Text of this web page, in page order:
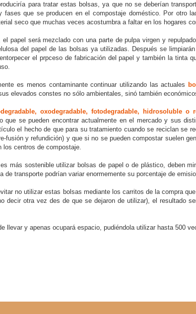
para tratar estas bolsas, ya que no se deberían
que se producen en el compostaje doméstico. Por otro
seco que muchas veces acostumbra a faltar en los hogares
papel será mezclado con una parte de pulpa virgen y
del papel de las bolsas ya utilizadas. Después se
el prpceso de fabricación del papel y también la tinta
es menos contaminante continuar utilizando las actuales
elevados constes no sólo ambientales, sinó también
oxodegradable, fotodegradable, hidrosoluble o
se pueden encontrar actualmente en el mercado y sus
el hecho de que para su tratamiento cuando se reciclan se
fusión y refundición) y que si no se pueden compostar suelen
los centros de compostaje.
más sostenible utilizar bolsas de papel o de plástico, deben
de transporte podrían variar enormemente su porcentaje de
no utilizar estas bolsas mediante los carritos de la compra
decir otra vez des de que se dejaron de utilizar), el resultado
llevar y apenas ocupará espacio, pudiéndola utilizar hasta 500